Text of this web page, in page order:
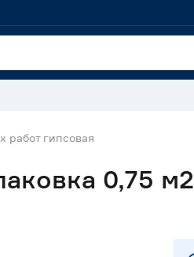
работ гипсовая
0,75 м2